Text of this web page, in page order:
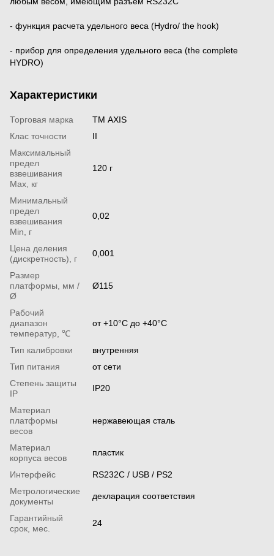
- функция расчета удельного веса (Hydro/ the hook)
- прибор для определения удельного веса (the complete
HYDRO)
Характеристики
Торговая марка
ТМ AXIS
Клас точности
II
Максимальный
предел
взвешивания
Мах, кг
120 г
Минимальный
предел
взвешивания
Min, г
0,02
Цена деления
(дискретность), г
0,001
Размер
платформы, мм /
Ø
Ø115
Рабочий
диапазон
температур, ℃
от +10°С до +40°С
Тип калибровки
внутренняя
Тип питания
от сети
Степень защиты
IP
ІР20
Материал
платформы
весов
нержавеющая сталь
Материал
корпуса весов
пластик
Интерфейс
RS232C / USB / PS2
Метрологические
документы
декларация соответствия
Гарантийный
срок, мес.
24